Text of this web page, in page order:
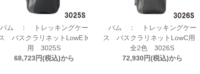
バム ： トレッキングケー
バスクラリネットLowE♭
用 3025S
68,723円(税込)から
バム ： トレッキングケー
ス バスクラリネットLowC用
全2色 3026S
72,930円(税込)から